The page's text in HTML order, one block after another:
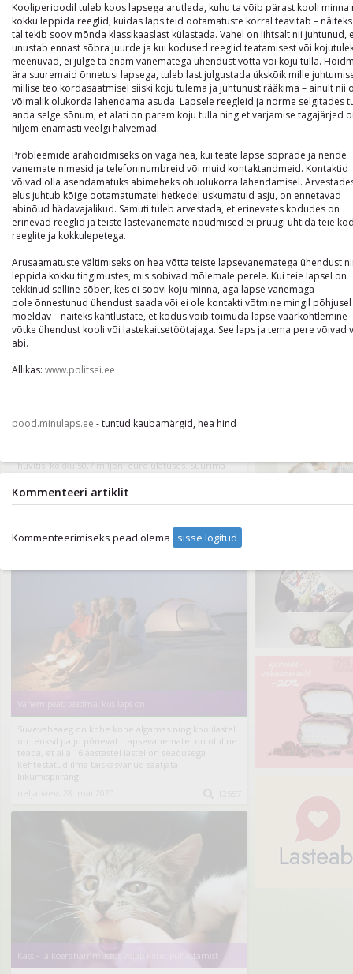
on muutlik: suvi võib olla kuum ja vihmane, talv aga
lumest jäiseks muutuda ühe ööga. Seetõttu tasub
enne ostu teha teadlik valik, mis arvestab nii auto
tehnilisi näitajaid kui ka sinu igapäevaseid
sõiduharjumusi.
esmaspäev, 29. juuni
 63
Kuidas perele sobivat autot valida: 2026 kiire juhend
vajadused, arvutada kulud, hinnata turvalisust ja teha
proovisõidu abil kindel autoostuotsus, mis teenib
aastaid usaldusväärselt.
neljapäev, 4. juuni
 113
50,7 miljonit eurot varakahjusid
hüvitisi kokku 50,7 miljoni euro ulatuses. Suurima
samas rahaliselt kõige suuremad kahjud olid seotud
pühapäev, 22. märts
 152
Vanem peab teadma, kus laps on
Suvevaheaeg on kohe kohe algamas ning koolilastel
on teoksil palju põnevat. Lapsevanematel on oluline
teada, et alla 16 aastastel lastel on seadusega
kehtestatud ilma täiskasvanud saatjata
liikumispiirang.
Kassi- ja koerahammustus vajab kiiret puhastamist
Kooliperioodil tuleb koos lapsega arutleda, kuhu ta võib pärast kooli minna
kokku leppida reeglid, kuidas laps teid ootamatuste korral teavitab –
tal tekib soov mõnda klassikaaslast külastada. Vahel on lihtsalt nii juhtunud,
unustab ennast sõbra juurde ja kui kodused reeglid teatamisest või
meenuvad, ei julge ta enam vanematega ühendust võtta või koju tulla.
ära suuremaid õnnetusi lapsega, tuleb last julgustada ükskõik mille
millise teo kordasaatmisel siiski koju tulema ja juhtunust rääkima – ainult nii
võimalik olukorda lahendama asuda. Lapsele reegleid ja norme selgitades
anda selge sõnum, et alati on parem koju tulla ning et varjamise tagajärjed
hiljem enamasti veelgi halvemad.
Probleemide ärahoidmiseks on väga hea, kui teate lapse sõprade ja nende
vanemate nimesid ja telefoninumbreid või muid kontaktandmeid. Kontaktid
võivad olla asendamatuks abimeheks ohuolukorra lahendamisel.
elus juhtub kõige ootamatumatel hetkedel uskumatuid asju, on ennetavad
abinõud hädavajalikud. Samuti tuleb arvestada, et erinevates kodudes on
erinevad reeglid ja teiste lastevanemate nõudmised ei pruugi ühtida teie
reeglite ja kokkulepetega.
Arusaamatuste vältimiseks on hea võtta teiste lapsevanematega ühendust
leppida kokku tingimustes, mis sobivad mõlemale perele. Kui teie lapsel on
tekkinud selline sõber, kes ei soovi koju minna, aga lapse vanemaga
pole õnnestunud ühendust saada või ei ole kontakti võtmine mingil põhjusel
mõeldav – näiteks kahtlustate, et kodus võib toimuda lapse väärkohtlemine
võtke ühendust kooli või lastekaitsetöötajaga. See laps ja tema pere võivad
abi.
Allikas: www.politsei.ee
pood.minulaps.ee - tuntud kaubamärgid, hea hind
Kommenteeri artiklit
Kommenteerimiseks pead olema sisse logitud